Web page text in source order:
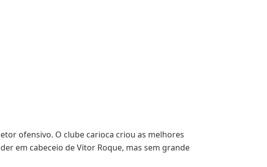
ofensivo. O clube carioca criou as melhores
em cabeceio de Vitor Roque, mas sem grande